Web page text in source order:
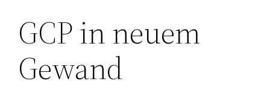
GCP in neuem
Gewand